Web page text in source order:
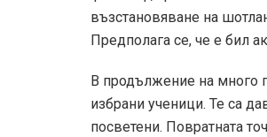
възстановяване на
Предполага се, че е бил
В продължение на много
избрани ученици. Те са
посветени. Повратната